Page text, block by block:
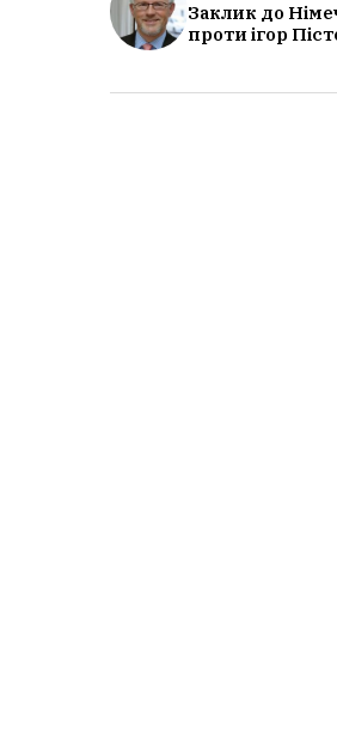
Заклик до
проти ігор